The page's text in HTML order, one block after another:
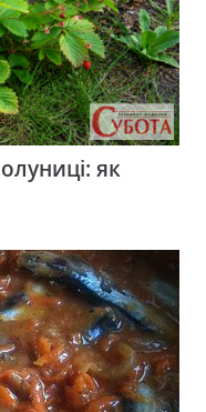
як